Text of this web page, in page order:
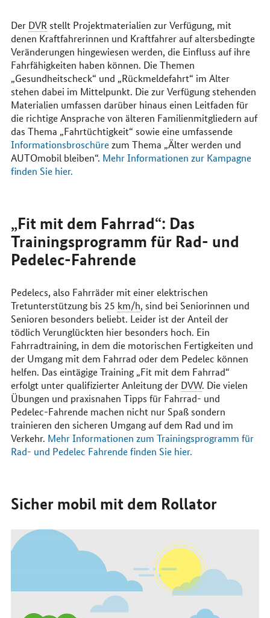
Der DVR stellt Projektmaterialien zur Verfügung, mit
denen Kraftfahrerinnen und Kraftfahrer auf altersbedingte
Veränderungen hingewiesen werden, die Einfluss auf ihre
Fahrfähigkeiten haben können. Die Themen
„Gesundheitscheck“ und „Rückmeldefahrt“ im Alter
stehen dabei im Mittelpunkt. Die zur Verfügung stehenden
Materialien umfassen darüber hinaus einen Leitfaden für
die richtige Ansprache von älteren Familienmitgliedern auf
das Thema „Fahrtüchtigkeit“ sowie eine umfassende
Informationsbroschürezum Thema „Älter werden und
AUTOmobil bleiben“. Mehr Informationen zur Kampagne
finden Sie hier.
„Fit mit dem Fahrrad“: Das
Trainingsprogramm für Rad- und
Pedelec-Fahrende
Pedelecs, also Fahrräder mit einer elektrischen
Tretunterstützung bis 25 km/h, sind bei Seniorinnen und
Senioren besonders beliebt. Leider ist der Anteil der
tödlich Verunglückten hier besonders hoch. Ein
Fahrradtraining, in dem die motorischen Fertigkeiten und
der Umgang mit dem Fahrrad oder dem Pedelec können
helfen. Das eintägige Training „Fit mit dem Fahrrad“
erfolgt unter qualifizierter Anleitung der DVW. Die vielen
Übungen und praxisnahen Tipps für Fahrrad- und
Pedelec-Fahrende machen nicht nur Spaß sondern
trainieren den sicheren Umgang auf dem Rad und im
Verkehr. Mehr Informationen zum Trainingsprogramm für
Rad- und Pedelec Fahrende finden Sie hier.
Sicher mobil mit dem Rollator